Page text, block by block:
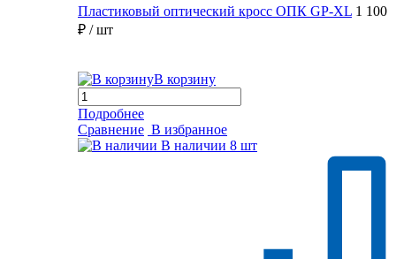
Пластиковый оптический кросс ОПК GP-XL 1 100
₽ / шт
В корзину
Подробнее
Сравнение В избранное
В наличии 8 шт